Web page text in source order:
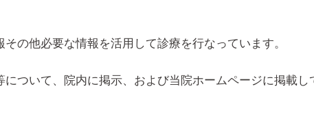
の他必要な情報を活用して診療を行なっています。
ついて、院内に掲示、および当院ホームページに掲載し